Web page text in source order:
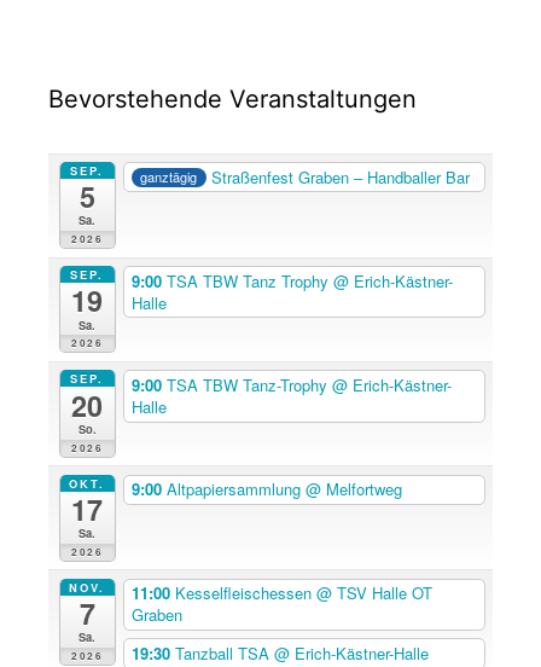
Bevorstehende Veranstaltungen
SEP.
5
Sa.
2026
ganztägig Straßenfest Graben – Handballer Bar
SEP.
19
Sa.
2026
9:00 TSA TBW Tanz Trophy @ Erich-Kästner-
Halle
SEP.
20
So.
2026
9:00 TSA TBW Tanz-Trophy @ Erich-Kästner-
Halle
OKT.
17
Sa.
2026
9:00 Altpapiersammlung @ Melfortweg
NOV.
7
Sa.
2026
11:00 Kesselfleischessen @ TSV Halle OT
Graben
19:30 Tanzball TSA @ Erich-Kästner-Halle